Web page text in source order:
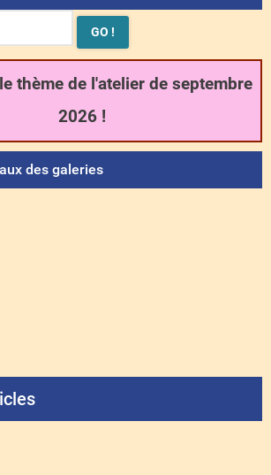
thème de l'atelier de septembre
2026 !
des galeries